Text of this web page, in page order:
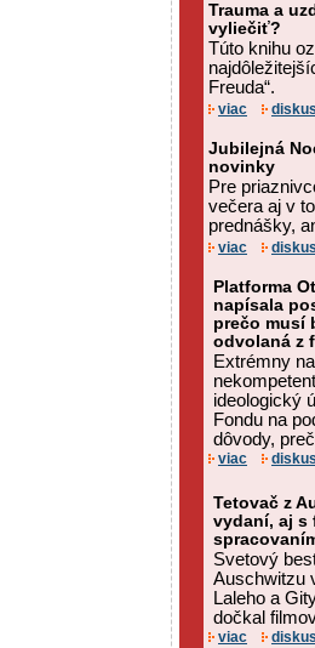
Trauma a
vyliečiť?
Túto knihu
Freuda“.
viac
Jubilejná
novinky
Pre
večera aj v
prednášky,
viac
Platforma
napísala
prečo musí
odvolaná z
Extrémny
ideologický
Fondu na
dôvody,
viac
Tetovač z
vydaní, aj s
Svetový
Auschwitzu
Laleho a
dočkal
viac